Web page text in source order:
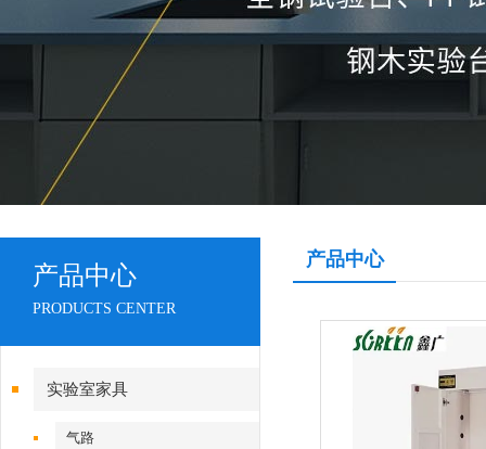
产品中心
PRODUCTS CENTER
实验室家具
气路
产品中心